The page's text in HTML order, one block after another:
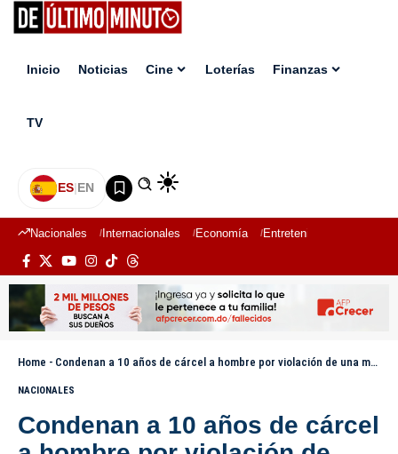
Inicio Noticias Cine Loterías Finanzas
TV
ES|EN
Nacionales Internacionales Economía Entretenimiento
Home - Condenan a 10 años de cárcel a hombre por violación de una menor en Manoguayabo
NACIONALES
Condenan a 10 años de cárcel